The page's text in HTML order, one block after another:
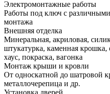
Электромонтажные работы
Работы под ключ с
монтажа
Внешняя отделка
Минеральная, акриловая,
штукатурка, каменная крошка,
хаус, покраска, вагонка
Монтаж крыши и кровли
От односкатной до шатровой
металлочерепица и др.
Установка дверей